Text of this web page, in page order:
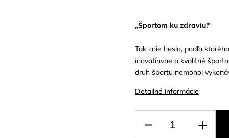
„Športom ku zdraviu!"
Tak znie heslo, podľa
inovatínvne a kvalitné
druh športu nemohol
Detailné informácie